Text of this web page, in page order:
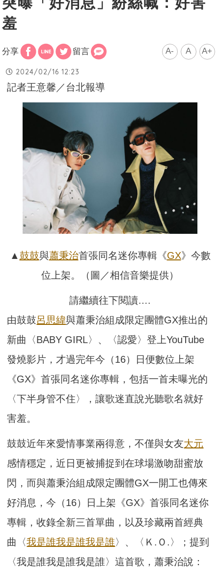
羞
分享 留言 A- A A+
2024/02/16 12:23
記者王意馨／台北報導
▲ 鼓鼓與蕭秉治首張同名迷你專輯《GX》今數
位上架。（圖／相信音樂提供）
請繼續往下閱讀….
由鼓鼓呂思緯與蕭秉治組成限定團體GX推出的
新曲〈BABY GIRL〉、〈認愛〉登上YouTube
發燒影片，才過完年今（16）日便數位上架
《GX》首張同名迷你專輯，包括一首未曝光的
〈下半身管不住〉，讓歌迷直說光聽歌名就好
害羞。
鼓鼓近年來愛情事業兩得意，不僅與女友大元
感情穩定，近日更被捕捉到在球場激吻甜蜜放
閃，而與蕭秉治組成限定團體GX一開工也傳來
好消息，今（16）日上架《GX》首張同名迷你
專輯，收錄全新三首單曲，以及珍藏兩首經典
曲〈我是誰我是誰我是誰〉、〈Ｋ.Ｏ.〉；提到
〈我是誰我是誰我是誰〉這首歌，蕭秉治說：